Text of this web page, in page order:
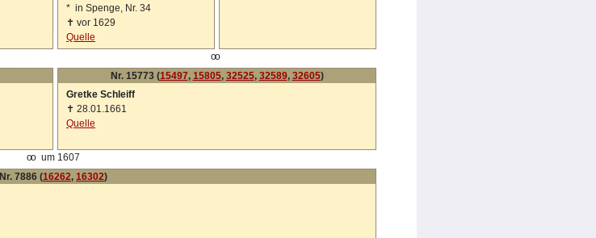
* in Spenge, Nr. 34
✝ vor 1629
Quelle
oo
Nr. 15773 (15497, 15805, 32525, 32589, 32605)
Gretke Schleiff
✝ 28.01.1661
Quelle
oo
um 1607
Nr. 7886 (16262, 16302)